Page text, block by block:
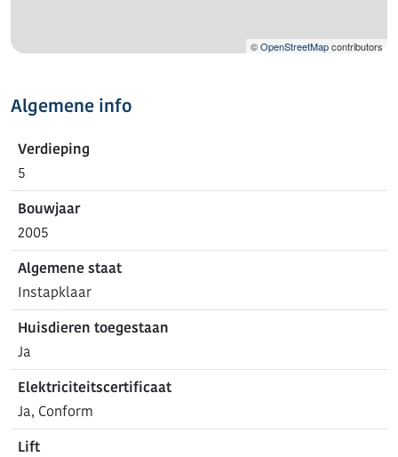
©OpenStreetMapcontributors
Algemene info
Verdieping
5
Bouwjaar
2005
Algemene staat
Instapklaar
Huisdieren toegestaan
Ja
Elektriciteitscertificaat
Ja, Conform
Lift